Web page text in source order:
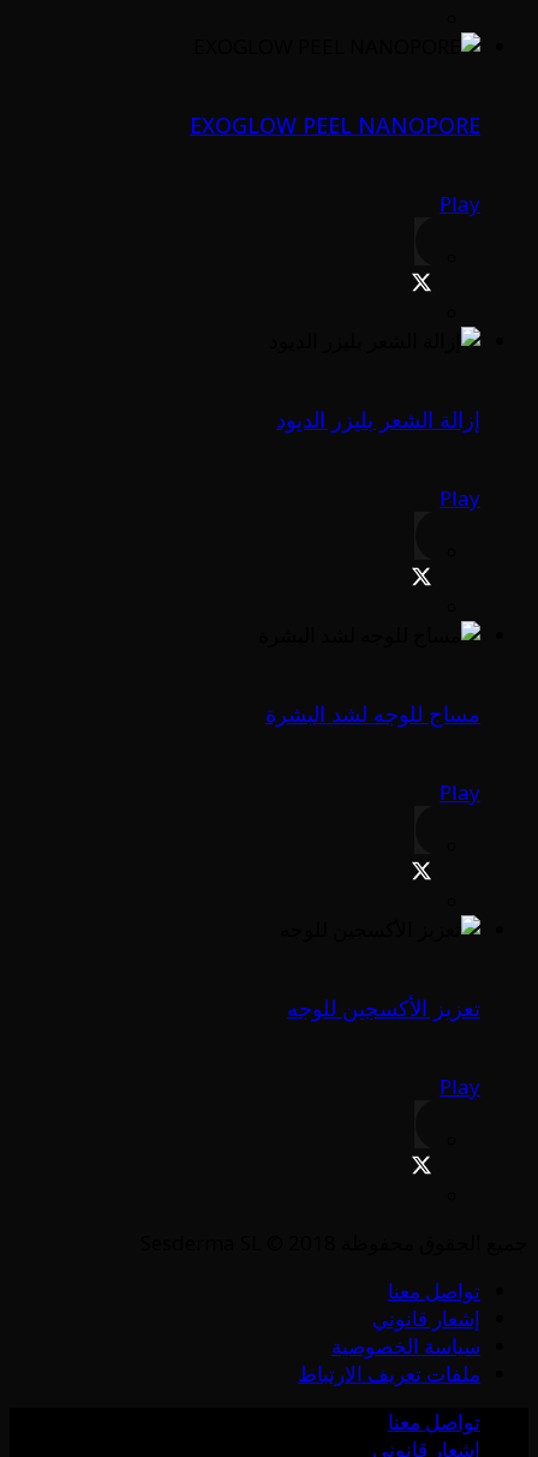
EXOGLOW PEEL NANOPORE
Play
إزالة الشعر بليزر الديود
Play
مساج للوجه لشد البشرة
Play
تعزيز الأكسجين للوجه
Play
تواصل معنا
إشعار قانوني
سياسة الخصوصية
ملفات تعريف الارتباط
تواصل معنا
إشعار قانوني